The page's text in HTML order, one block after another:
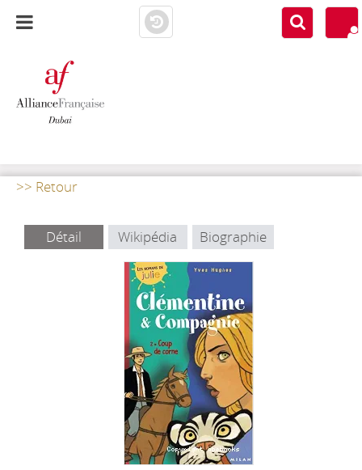
>> Retour
Détail Wikipédia Biographie